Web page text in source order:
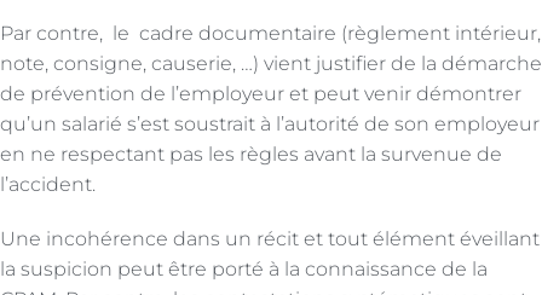
Par contre, le cadre documentaire (règlement intérieur,
note, consigne, causerie, …) vient justifier de la démarche
de prévention de l’employeur et peut venir démontrer
qu’un salarié s’est soustrait à l’autorité de son employeur
en ne respectant pas les règles avant la survenue de
l’accident.
Une incohérence dans un récit et tout élément éveillant
la suspicion peut être porté à la connaissance de la